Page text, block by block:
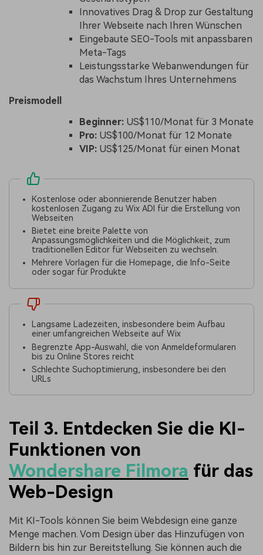
Innovatives Drag & Drop zur Gestaltung
Ihrer Webseite nach Ihren Wünschen
Eingebaute SEO-Tools mit anpassbaren
Meta-Tags
Leistungsstarke Webanwendungen für
das Wachstum Ihres Unternehmens
Preismodell
Beginner: US$110/Monat für 3 Monate
Pro: US$100/Monat für 12 Monate
VIP: US$125/Monat für einen Monat
Kostenlose oder abonnierende Benutzer haben
kostenlosen Zugang zu Wix ADI für die Erstellung von
Webseiten
Bietet eine breite Palette von
Anpassungsmöglichkeiten und die Möglichkeit, zum
traditionellen Editor für Webseiten zu wechseln.
Mehrere Vorlagen für die Homepage, die Info-Seite
oder sogar für Produkte
Langsame Ladezeiten, insbesondere beim Aufbau
einer umfangreichen Webseite auf Wix
Begrenzte App-Auswahl, die von Anmeldeformularen
bis zu Online Stores reicht
Schlechte Suchoptimierung, insbesondere bei den
URLs
Teil 3. Entdecken Sie die KI-
Funktionen von
Wondershare Filmora für das
Web-Design
Mit KI-Tools können Sie beim Webdesign eine ganze
Menge machen. Vom Design über das Hinzufügen von
Bildern bis hin zur Bereitstellung. Sie können auch die